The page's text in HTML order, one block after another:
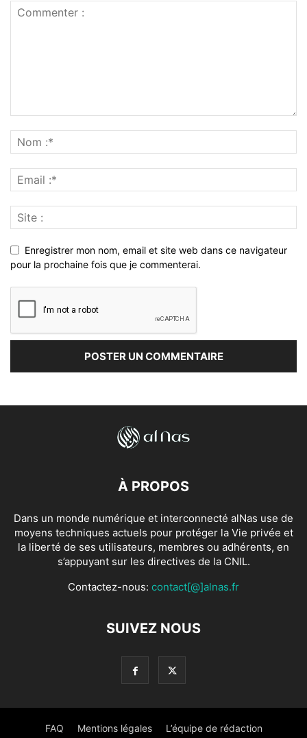
Enregistrer mon nom, email et site web dans ce navigateur
pour la prochaine fois que je commenterai.
À PROPOS
Dans un monde numérique et interconnecté alNas use de
moyens techniques actuels pour protéger la Vie privée et
la liberté de ses utilisateurs, membres ou adhérents, en
s’appuyant sur les directives de la CNIL.
Contactez-nous: contact[@]alnas.fr
SUIVEZ NOUS
FAQ Mentions légales L’équipe de rédaction